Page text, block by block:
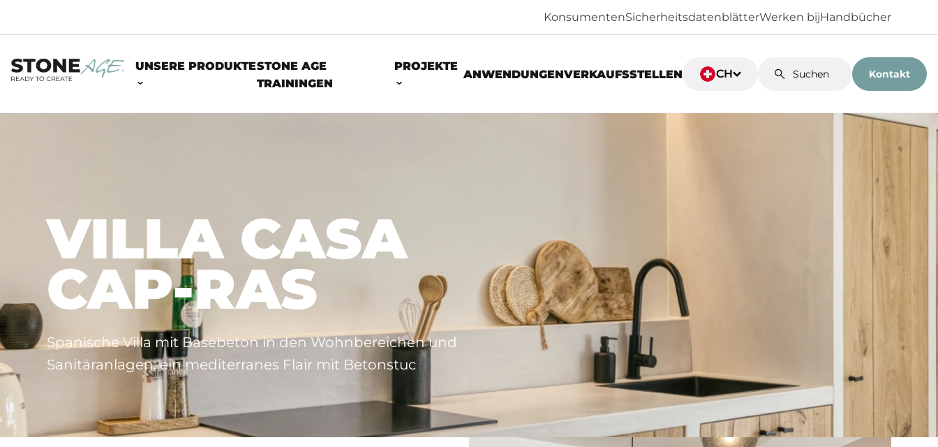
VILLA CASA
CAP-RAS
Spanische Villa mit Basebeton in den Wohnbereichen und
Sanitäranlagen: ein mediterranes Flair mit Betonstuc
KonsumentenSicherheitsdatenblätterWerken bijHandbücher
UNSERE PRODUKTESTONE AGE
TRAININGEN
PROJEKTE
ANWENDUNGENVERKAUFSSTELLEN CH Kontakt